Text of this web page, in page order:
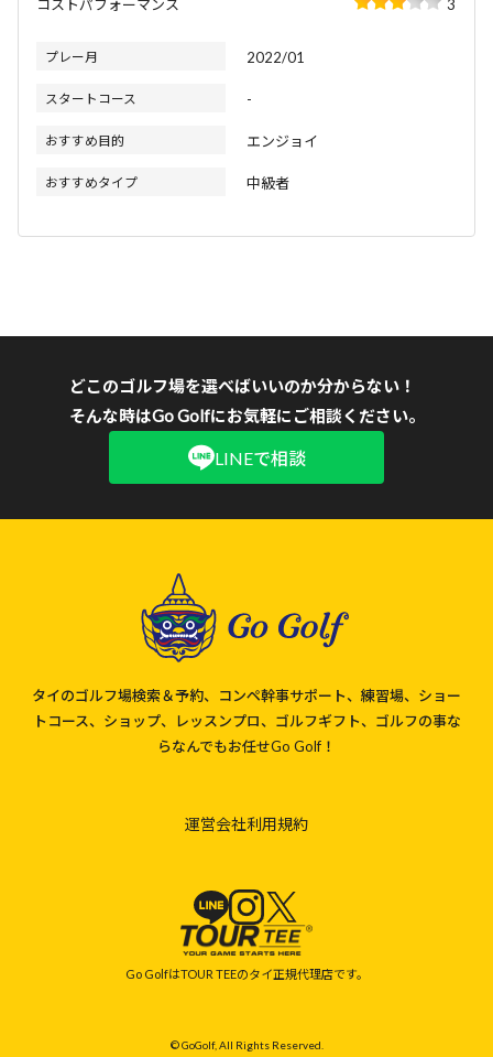
コストパフォーマンス
3
プレー月 2022/01
スタートコース -
おすすめ目的 エンジョイ
おすすめタイプ 中級者
どこのゴルフ場を選べばいいのか分からない！
そんな時はGo Golfにお気軽にご相談ください。
LINEで相談
タイのゴルフ場検索＆予約、コンペ幹事サポート、練習場、ショー
トコース、ショップ、レッスンプロ、ゴルフギフト、ゴルフの事な
らなんでもお任せGo Golf！
運営会社利用規約
Go GolfはTOUR TEEのタイ正規代理店です。
© GoGolf, All Rights Reserved.